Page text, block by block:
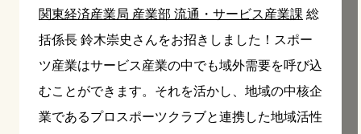
関東経済産業局 産業部 流通・サービス産業課 総
括係長 鈴木崇史さんをお招きしました！スポー
ツ産業はサービス産業の中でも域外需要を呼び込
むことができます。それを活かし、地域の中核企
業であるプロスポーツクラブと連携した地域活性